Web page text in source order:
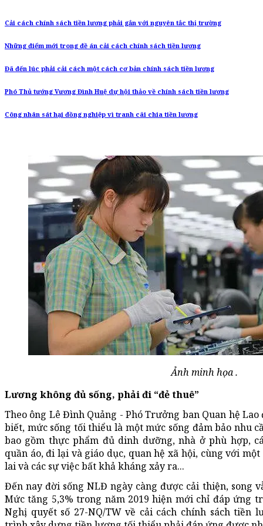
Cải cách chính sách tiền lương phải gắn với nguyên tắc thị trường
Những điểm mới trong đề án cải cách chính sách tiền lương
Đã đến lúc phải cải cách một cách cơ bản chính sách tiền lương
Phó Thủ tướng Vương Đình Huệ dự hội thảo về chính sách tiền lương
Công nhân sát hại đồng nghiệp vì tranh cãi chia tiền lương
Ảnh minh họa.
Lương không đủ sống, phải đi “đẻ thuê”
Theo ông Lê Đình Quảng - Phó Trưởng ban Quan hệ
biết, mức sống tối thiểu là một mức sống đảm bảo nhu
bao gồm thực phẩm đủ dinh dưỡng, nhà ở phù hợp,
quần áo, đi lại và giáo dục, quan hệ xã hội, cùng với
lai và các sự việc bất khả kháng xảy ra...
Đến nay đời sống NLĐ ngày càng được cải thiện, song
Mức tăng 5,3% trong năm 2019 hiện mới chỉ đáp ứng
Nghị quyết số 27-NQ/TW về cải cách chính sách tiền